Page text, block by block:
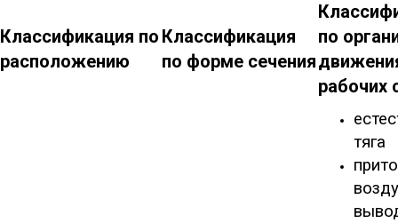
Классификация по
расположению
Классификация
по форме сечения
по
рабочих
тяга